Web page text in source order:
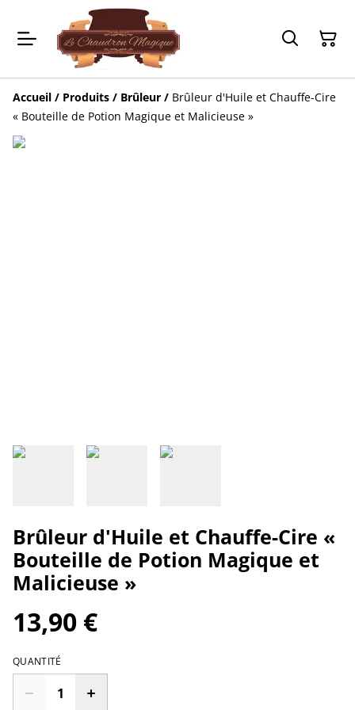
Accueil / Produits / Brûleur / Brûleur d'Huile et Chauffe-Cire
« Bouteille de Potion Magique et Malicieuse »
Brûleur d'Huile et Chauffe-Cire «
Bouteille de Potion Magique et
Malicieuse »
13,90 €
QUANTITÉ